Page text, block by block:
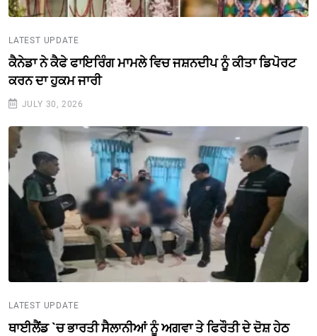
LATEST UPDATE
ਕੈਨੇਡਾ ਨੇ ਕੈਫੇ ਫਾਇਰਿੰਗ ਮਾਮਲੇ ਵਿਚ ਜਸ਼ਨਦੀਪ ਨੂੰ ਕੀਤਾ ਡਿਪੋਰਟ
ਕਰਨ ਦਾ ਹੁਕਮ ਜਾਰੀ
JULY 30, 2026
LATEST UPDATE
ਥਾਈਲੈਂਡ `ਚ ਭਾਰਤੀ ਸੈਲਾਨੀਆਂ ਨੂੰ ਅਗਵਾ ਤੇ ਫਿਰੌਤੀ ਦੇ ਦੋਸ਼ ਹੇਠ